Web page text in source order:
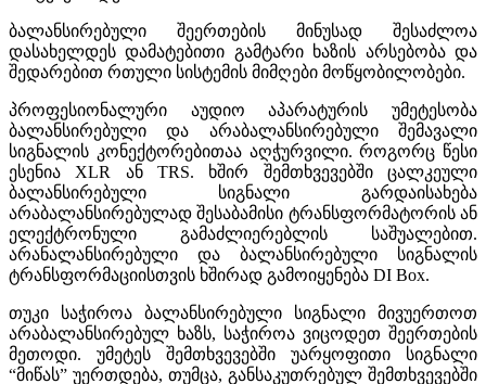
ბალანსირებული შეერთების მინუსად შესაძლოა
დასახელდეს დამატებითი გამტარი ხაზის არსებობა და
შედარებით რთული სისტემის მიმღები მოწყობილობები.
პროფესიონალური აუდიო აპარატურის უმეტესობა
ბალანსირებული და არაბალანსირებული შემავალი
სიგნალის კონექტორებითაა აღჭურვილი. როგორც წესი
ესენია XLR ან TRS. ხშირ შემთხვევებში ცალკეული
ბალანსირებული სიგნალი გარდაისახება
არაბალანსირებულად შესაბამისი ტრანსფორმატორის ან
ელექტრონული გამაძლიერებლის საშუალებით.
არანალანსირებული და ბალანსირებული სიგნალის
ტრანსფორმაციისთვის ხშირად გამოიყენება DI Box.
თუკი საჭიროა ბალანსირებული სიგნალი მივუერთოთ
არაბალანსირებულ ხაზს, საჭიროა ვიცოდეთ შეერთების
მეთოდი. უმეტეს შემთხვევებში უარყოფითი სიგნალი
“მიწას” უერთდება, თუმცა, განსაკუთრებულ შემთხვევებში